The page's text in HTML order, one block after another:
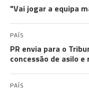
"Vai jogar a equipa
PAÍS
PR envia para o
concessão de asilo
PAÍS